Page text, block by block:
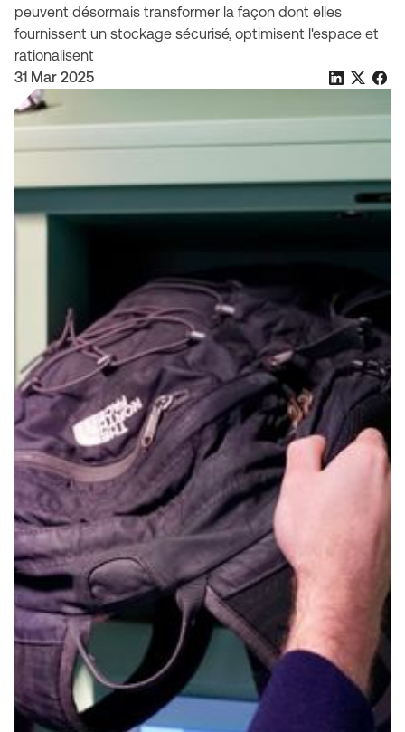
peuvent désormais transformer la façon dont elles
fournissent un stockage sécurisé, optimisent l'espace et
rationalisent
31 Mar 2025